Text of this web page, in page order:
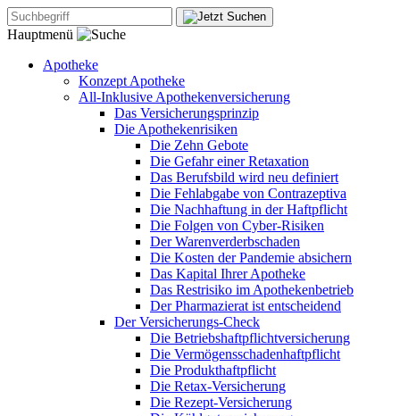
Hauptmenü
Apotheke
Konzept Apotheke
All-Inklusive Apothekenversicherung
Das Versicherungsprinzip
Die Apothekenrisiken
Die Zehn Gebote
Die Gefahr einer Retaxation
Das Berufsbild wird neu definiert
Die Fehlabgabe von Contrazeptiva
Die Nachhaftung in der Haftpflicht
Die Folgen von Cyber-Risiken
Der Warenverderbschaden
Die Kosten der Pandemie absichern
Das Kapital Ihrer Apotheke
Das Restrisiko im Apothekenbetrieb
Der Pharmazierat ist entscheidend
Der Versicherungs-Check
Die Betriebshaftpflichtversicherung
Die Vermögensschadenhaftpflicht
Die Produkthaftpflicht
Die Retax-Versicherung
Die Rezept-Versicherung